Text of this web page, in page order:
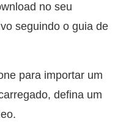
no seu
seguindo o guia de
para importar um
defina um